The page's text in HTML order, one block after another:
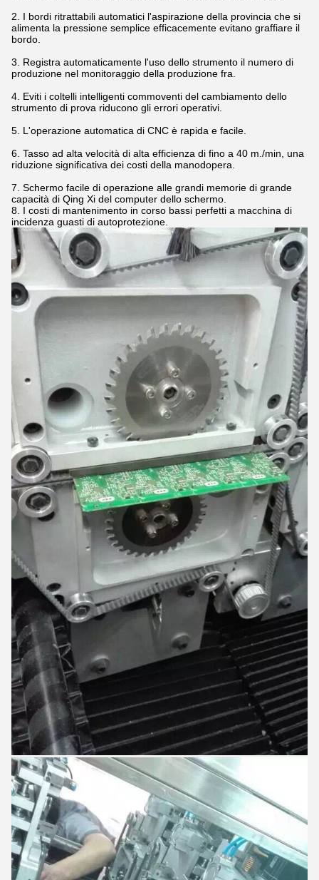
2. I bordi ritrattabili automatici l'aspirazione della provincia che si
alimenta la pressione semplice efficacemente evitano graffiare il
bordo.
3. Registra automaticamente l'uso dello strumento il numero di
produzione nel monitoraggio della produzione fra.
4. Eviti i coltelli intelligenti commoventi del cambiamento dello
strumento di prova riducono gli errori operativi.
5. L'operazione automatica di CNC è rapida e facile.
6. Tasso ad alta velocità di alta efficienza di fino a 40 m./min, una
riduzione significativa dei costi della manodopera.
7. Schermo facile di operazione alle grandi memorie di grande
capacità di Qing Xi del computer dello schermo.
8. I costi di mantenimento in corso bassi perfetti a macchina di
incidenza guasti di autoprotezione.